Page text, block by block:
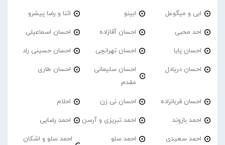
ابی و میگوعل ابینو اثنا و رضا پیشرو
احد محبی احسان آقازاده احسان اسماعیلی
احسان پایا احسان تهرانچی احسان حسینی راد
احسان دریادل
احسان سلیمانی
مقدم
احسان طاری
احسان قربانزاده احسان نی زن احلام
احمد بازوند احمد تبریزی و آرسن احمد‌ رضایی
احمد سعیدی احمد سلو
احمد سلو و اشکان